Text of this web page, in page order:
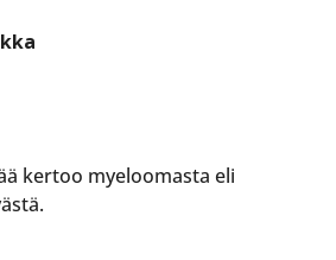
kertoo myeloomasta eli